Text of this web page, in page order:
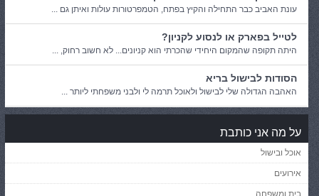
עונת האביב כבר התחילה והקיץ בפתח, הטמפרטורות עולות ואיתן גם ...
לטייל בפארק או לנסוע לקניון?
היתה תקופה שהמקום היחידי שהכרתי הוא קניונים... לא חשוב רחוק, ...
הסודות לבישול בריא
האהבה הגדולה שלי לבישול ולאוכל תרמה לי ולבני משפחתי ליותר ...
על מה אני כותבת
אוכל ובישול
אירועים
בית ומשפחה